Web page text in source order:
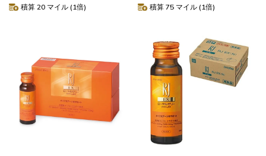
積算 20 マイル (1倍) 積算 75 マイル (1倍)